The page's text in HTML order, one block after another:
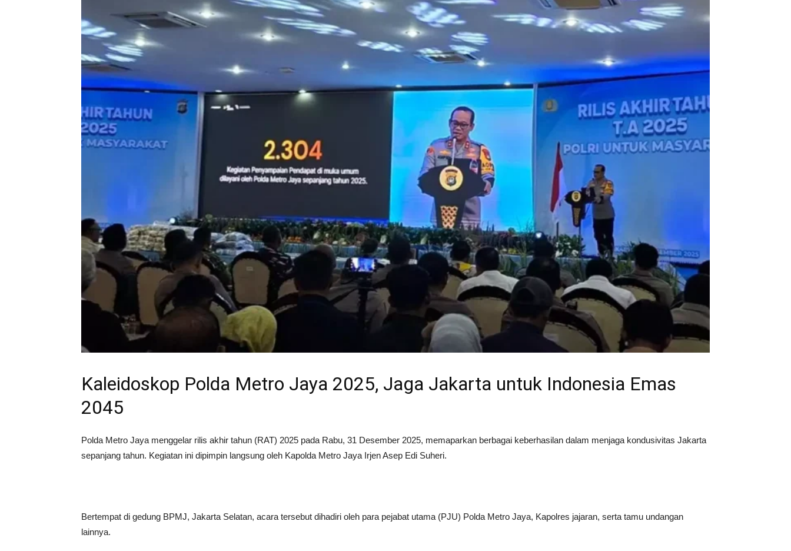
Kaleidoskop Polda Metro Jaya 2025, Jaga Jakarta untuk Indonesia Emas
2045
Polda Metro Jaya menggelar rilis akhir tahun (RAT) 2025 pada Rabu, 31 Desember 2025, memaparkan berbagai keberhasilan dalam menjaga kondusivitas Jakarta
sepanjang tahun. Kegiatan ini dipimpin langsung oleh Kapolda Metro Jaya Irjen Asep Edi Suheri.
Bertempat di gedung BPMJ, Jakarta Selatan, acara tersebut dihadiri oleh para pejabat utama (PJU) Polda Metro Jaya, Kapolres jajaran, serta tamu undangan
lainnya.